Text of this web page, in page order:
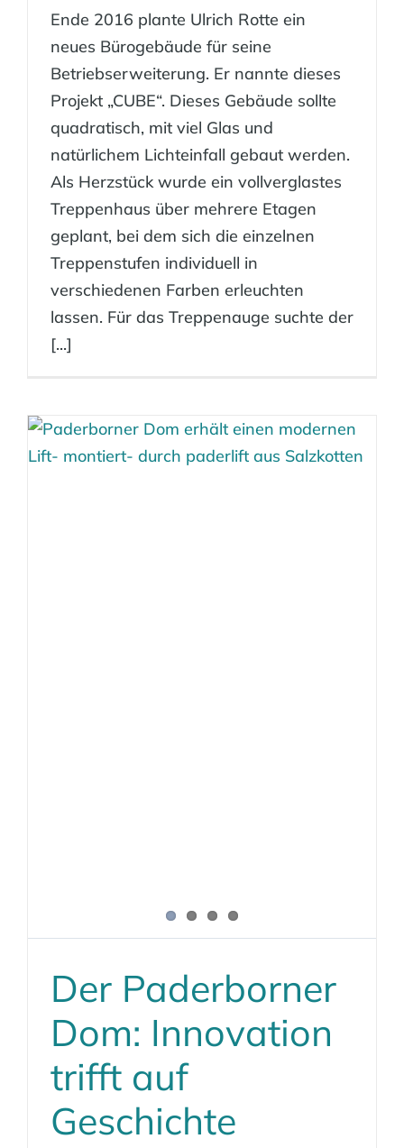
Ende 2016 plante Ulrich Rotte ein
neues Bürogebäude für seine
Betriebserweiterung. Er nannte dieses
Projekt „CUBE“. Dieses Gebäude sollte
quadratisch, mit viel Glas und
natürlichem Lichteinfall gebaut werden.
Als Herzstück wurde ein vollverglastes
Treppenhaus über mehrere Etagen
geplant, bei dem sich die einzelnen
Treppenstufen individuell in
verschiedenen Farben erleuchten
lassen. Für das Treppenauge suchte der
[...]
Der Paderborner
Dom: Innovation
trifft auf
Geschichte